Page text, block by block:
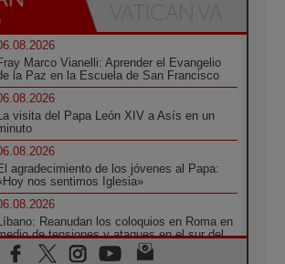
Marco Vianelli: Aprender el Evangelio
la Paz en la Escuela de San Francisco
La visita del Papa León XIV a Asís en un
agradecimiento de los jóvenes al Papa:
nos sentimos Iglesia»
Líbano: Reanudan los coloquios en Roma en
de tensiones y ataques en el sur del
país